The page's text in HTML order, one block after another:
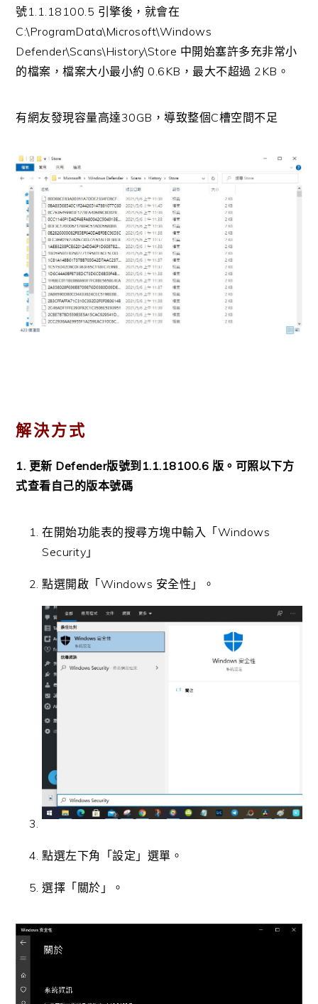
號1.1.18100.5 引擎後，就會在
C:\ProgramData\Microsoft\Windows
Defender\Scans\History\Store 中開始塞許多充非常小
的檔案，檔案大小最小約 0.6KB，最大不超過 2KB。
有網友發現容量高達30GB，導致整個C槽空間不足
解決方式
1. 更新 Defender版號到1.1.18100.6 版。可照以下方
式查看自己的版本號碼
在開始功能表的搜尋方塊中輸入「Windows
Security」
點選開啟「Windows 安全性」。
點選左下角「設定」選單。
選擇「關於」。